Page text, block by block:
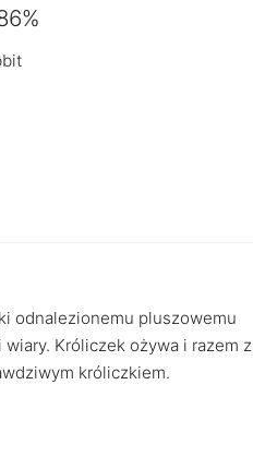
odnalezionemu pluszowemu
Króliczek ożywa i razem z
króliczkiem.